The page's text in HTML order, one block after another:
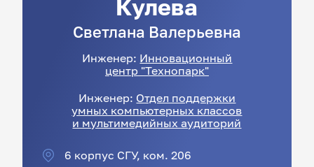
Кулева
Светлана Валерьевна
Инженер: Инновационный
центр "Технопарк"
Инженер: Отдел поддержки
умных компьютерных классов
и мультимедийных аудиторий
6 корпус СГУ, ком. 206